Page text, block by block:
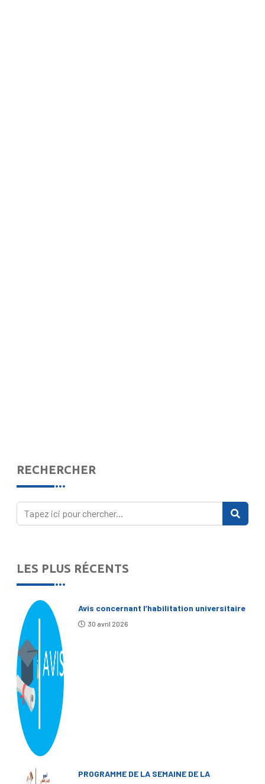
RECHERCHER
LES PLUS RÉCENTS
Avis concernant l’habilitation universitaire
30 avril 2026
PROGRAMME DE LA SEMAINE DE LA